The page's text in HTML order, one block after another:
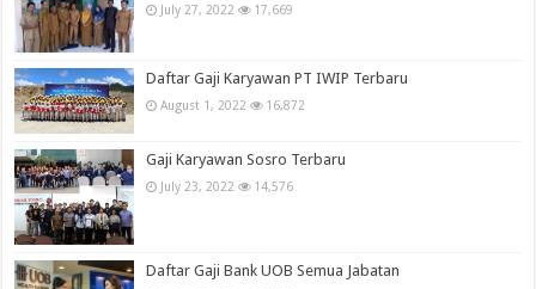
July 27, 2022 17,669
Daftar Gaji Karyawan PT IWIP Terbaru
August 1, 2022 16,872
Gaji Karyawan Sosro Terbaru
July 23, 2022 14,576
Daftar Gaji Bank UOB Semua Jabatan